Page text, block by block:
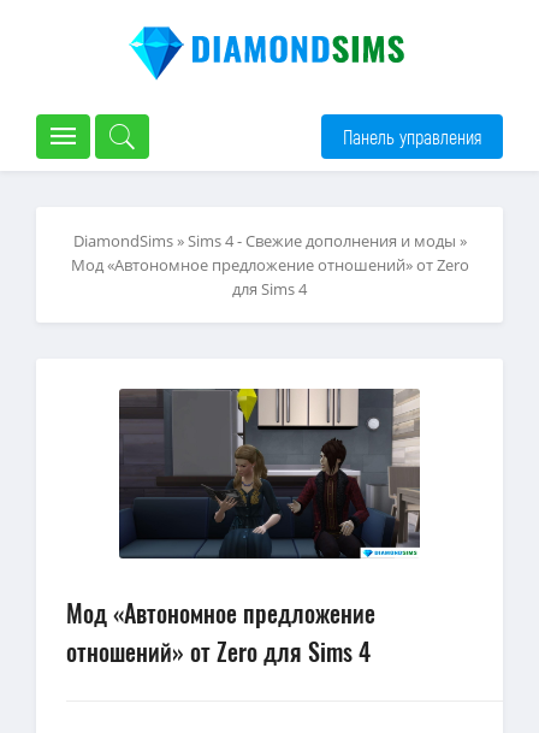
Панель управления
DiamondSims»Sims 4 - Свежие дополнения и моды »
Мод «Автономное предложение отношений» от Zero
для Sims 4
Мод «Автономное предложение
отношений» от Zero для Sims 4